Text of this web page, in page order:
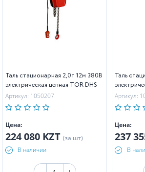
Таль стационарная 2,0т 12м 380В
электрическая цепная TOR DHS
Артикул: 1050207
Цена:
224 080 KZT (за шт)
В наличии
Таль
Артикул:
Цена:
237
В